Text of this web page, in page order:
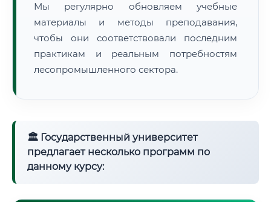
• Экспресс-доставка СДЭК / Почтой:4–6 рабочих дней
📜 Документы и аккредитация ФИС ФРДО
Мы регулярно обновляем учебные
материалы и методы преподавания,
чтобы они соответствовали последним
практикам и реальным потребностям
лесопромышленного сектора.
🏛 Государственный университет
предлагает несколько программ по
данному курсу: